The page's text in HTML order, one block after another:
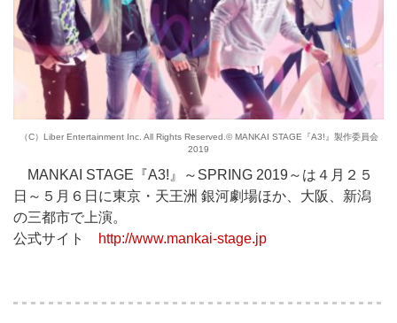
（C）Liber Entertainment Inc. All Rights Reserved.© MANKAI STAGE『A3!』製作委員会
2019
MANKAI STAGE『A3!』～SPRING 2019～は４月２５
日～５月６日に東京・天王洲 銀河劇場ほか、大阪、新潟
の三都市で上演。
公式サイト
http://www.mankai-stage.jp